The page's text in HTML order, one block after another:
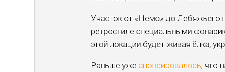
Участок от «Немо» до Лебяжьего
ретростиле специальными
этой локации будет живая ёлка,
Раньше уже анонсировалось, что